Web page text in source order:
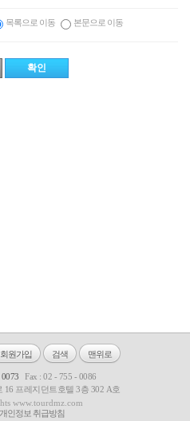
목록으로 이동 본문으로 이동
회원가입 검색 맨위로
Fax : 02 - 755 - 0086
16 프레지던트호텔 3층 302 A호
www.tourdmz.com
개인정보 취급방침